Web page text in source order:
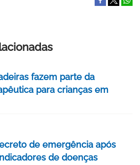
fazem parte da
para crianças em
de emergência após
de doenças